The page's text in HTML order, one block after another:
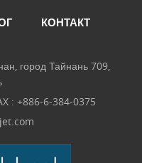
КОНТАКТ
город Тайнань 709,
: +886-6-384-0375